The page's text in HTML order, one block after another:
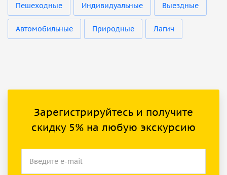
Пешеходные Индивидуальные Выездные
Автомобильные Природные Лагич
Зарегистрируйтесь и получите
скидку 5% на любую экскурсию